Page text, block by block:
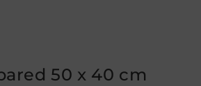
50 x 40 cm